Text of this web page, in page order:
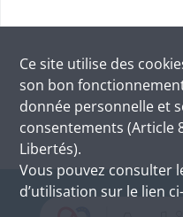
Ce site utilise des
son bon
donnée personnelle et
consentements (Article
Libertés).
Vous pouvez consulter
d’utilisation sur le lien